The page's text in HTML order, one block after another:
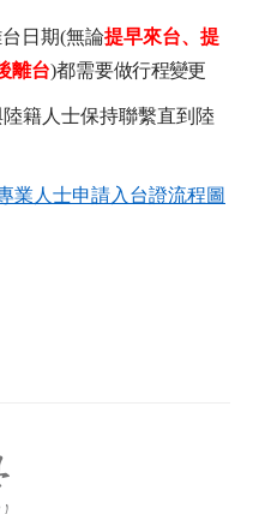
日期(無論提早來台、提
離台)都需要做行程變更
籍人士保持聯繫直到陸
業人士申請入台證流程圖